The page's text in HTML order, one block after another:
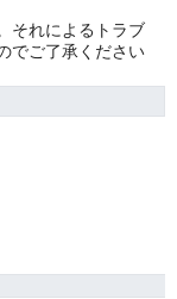
それによるトラブ
でご了承ください